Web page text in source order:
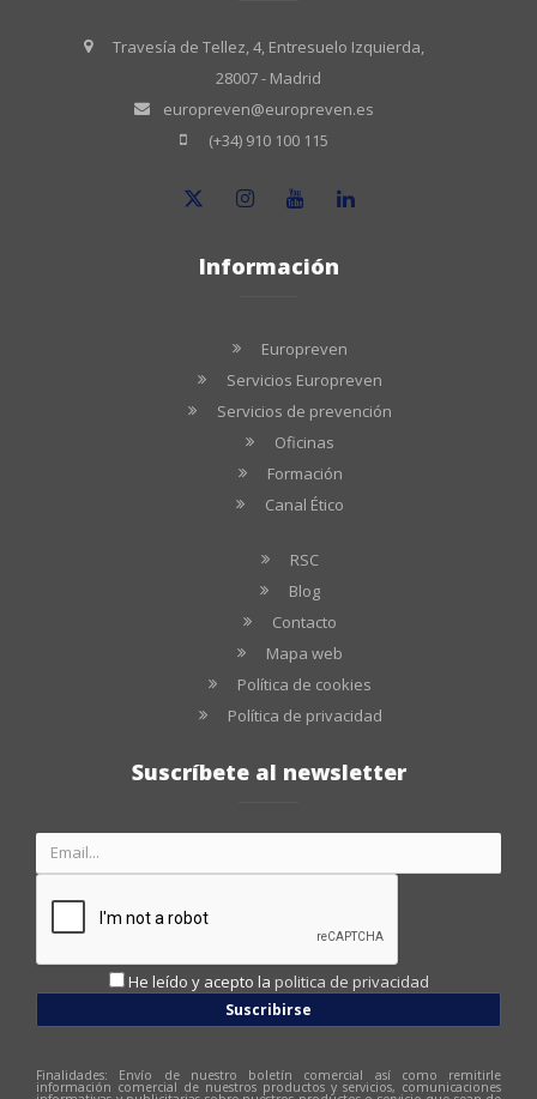
Travesía de Tellez, 4, Entresuelo Izquierda,
28007 - Madrid
europreven@europreven.es
(+34) 910 100 115
Información
Europreven
Servicios Europreven
Servicios de prevención
Oficinas
Formación
Canal Ético
RSC
Blog
Contacto
Mapa web
Política de cookies
Política de privacidad
Suscríbete al newsletter
He leído y acepto la politica de privacidad
Suscribirse
Finalidades: Envío de nuestro boletín comercial así como remitirle
información comercial de nuestros productos y servicios, comunicaciones